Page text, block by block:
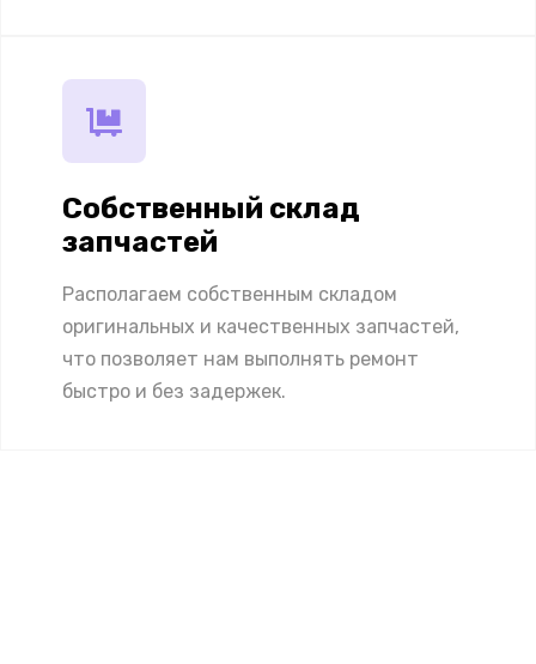
Собственный склад
запчастей
Располагаем собственным складом
оригинальных и качественных запчастей,
что позволяет нам выполнять ремонт
быстро и без задержек.